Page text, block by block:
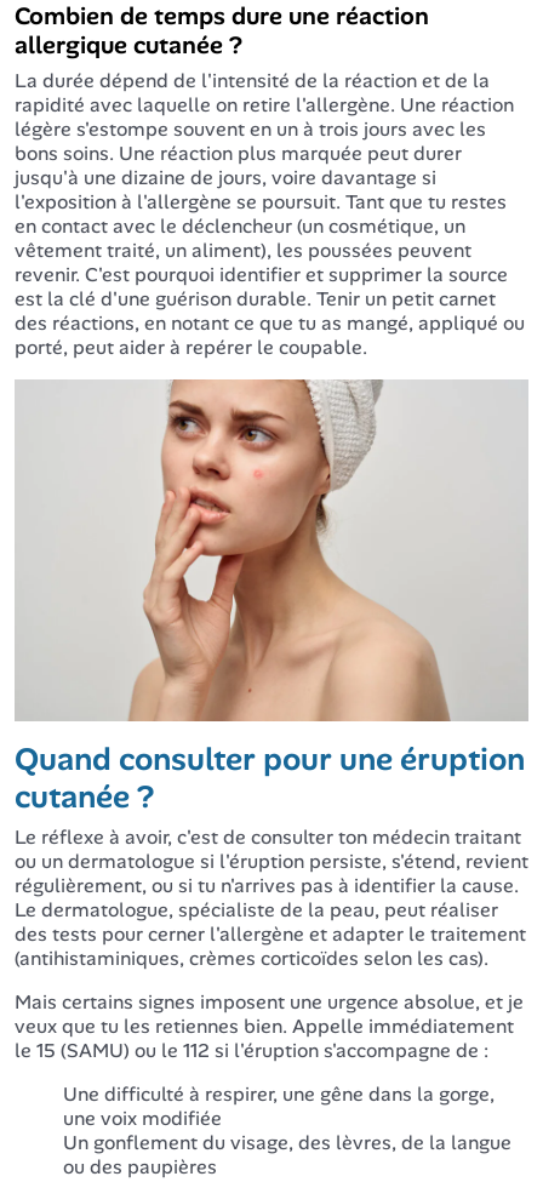
Combien de temps dure une réaction
allergique cutanée ?
La durée dépend de l'intensité de la réaction et de la
rapidité avec laquelle on retire l'allergène. Une réaction
légère s'estompe souvent en un à trois jours avec les
bons soins. Une réaction plus marquée peut durer
jusqu'à une dizaine de jours, voire davantage si
l'exposition à l'allergène se poursuit. Tant que tu restes
en contact avec le déclencheur (un cosmétique, un
vêtement traité, un aliment), les poussées peuvent
revenir. C'est pourquoi identifier et supprimer la source
est la clé d'une guérison durable. Tenir un petit carnet
des réactions, en notant ce que tu as mangé, appliqué ou
porté, peut aider à repérer le coupable.
Quand consulter pour une éruption
cutanée ?
Le réflexe à avoir, c'est de consulter ton médecin traitant
ou un dermatologue si l'éruption persiste, s'étend, revient
régulièrement, ou si tu n'arrives pas à identifier la cause.
Le dermatologue, spécialiste de la peau, peut réaliser
des tests pour cerner l'allergène et adapter le traitement
(antihistaminiques, crèmes corticoïdes selon les cas).
Mais certains signes imposent une urgence absolue, et je
veux que tu les retiennes bien. Appelle immédiatement
le 15 (SAMU) ou le 112 si l'éruption s'accompagne de :
Une difficulté à respirer, une gêne dans la gorge,
une voix modifiée
Un gonflement du visage, des lèvres, de la langue
ou des paupières